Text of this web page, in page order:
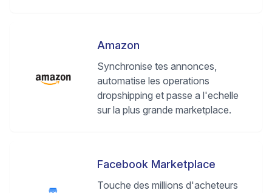
Amazon
Synchronise tes annonces,
automatise les operations
dropshipping et passe a l'echelle
sur la plus grande marketplace.
Facebook Marketplace
Touche des millions d'acheteurs